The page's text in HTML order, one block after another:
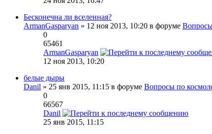
Бесконечна ли вселенная?
ArmanGasparyan » 12 ноя 2013, 10:20 в форуме
0
65461
ArmanGasparyan
12 ноя 2013, 10:20
белые дыры
Danil » 25 янв 2015, 11:15 в форуме Вопросы по
0
66567
Danil
25 янв 2015, 11:15